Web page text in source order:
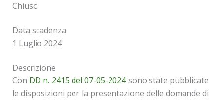
Chiuso
Data scadenza
1 Luglio 2024
Descrizione
Con DD n. 2415 del 07-05-2024sono state pubblicate
le disposizioni per la presentazione delle domande di